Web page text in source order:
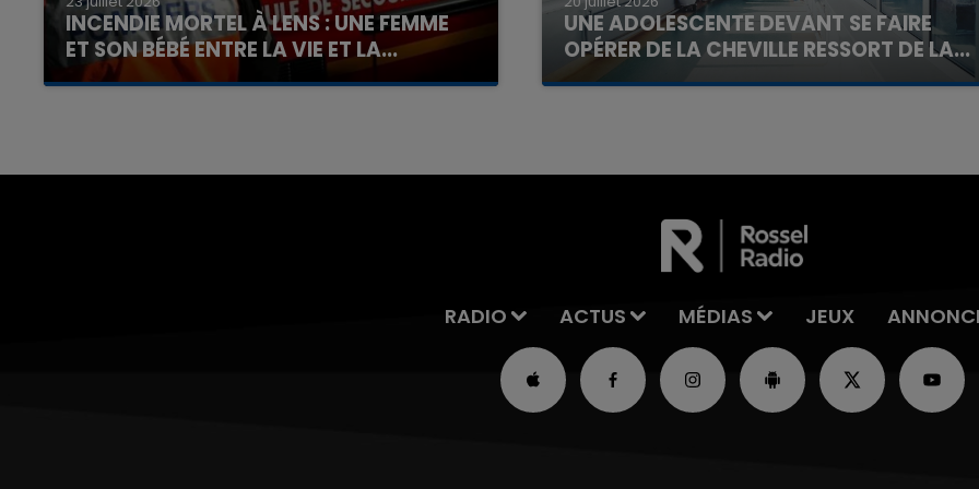
INCENDIE MORTEL À LENS : UNE FEMME
ET SON BÉBÉ ENTRE LA VIE ET LA...
Un homme s'est immolé par le feu après avoir
UNE ADOLESCENTE DEVANT SE FAIRE
OPÉRER DE LA CHEVILLE RESSORT DE LA...
La famille a porté plainte contre la clinique qui a
RADIO ACTUS MÉDIAS JEUX